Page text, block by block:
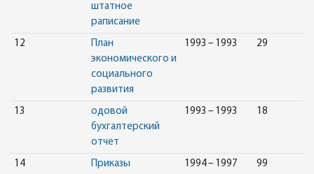
штатное
раписание
12
План
экономического и
социального
развития
1993 – 1993 29
13
одовой
бухгалтерский
отчет
1993 – 1993 18
14
Приказы
1994 – 1997 99